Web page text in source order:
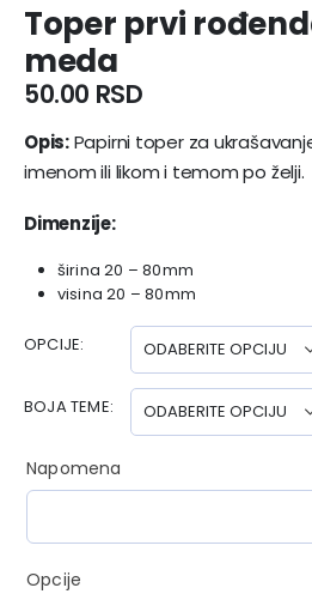
Toper prvi
meda
50.00 RSD
Opis:Papirni toper za
imenom ili likom i temom po želji.
Dimenzije:
širina 20 – 80mm
visina 20 – 80mm
OPCIJE
BOJA TEME
Napomena
Opcije